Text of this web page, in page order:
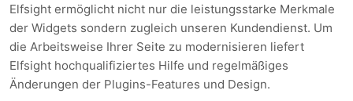
Elfsight ermöglicht nicht nur die leistungsstarke Merkmale
der Widgets sondern zugleich unseren Kundendienst. Um
die Arbeitsweise Ihrer Seite zu modernisieren liefert
Elfsight hochqualifiziertes Hilfe und regelmäßiges
Änderungen der Plugins-Features und Design.